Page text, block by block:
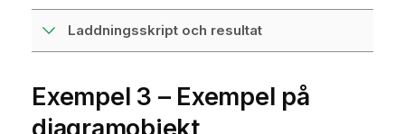
Laddningsskript och resultat
Exempel 3 – Exempel på
diagramobjekt